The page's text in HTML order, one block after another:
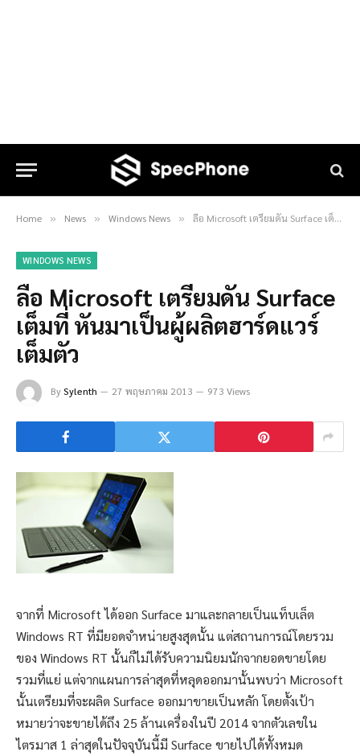
Home » News » Windows News » ลือ Microsoft เตรียมดัน Surface เต็มที่ หันมาเป็นผู้ผลิตฮาร์ดแวร์เต็มตัว
WINDOWS NEWS
ลือ Microsoft เตรียมดัน Surface
เต็มที่ หันมาเป็นผู้ผลิตฮาร์ดแวร์
เต็มตัว
BySylenth 27 พฤษภาคม 2013 973 Views
จากที่ Microsoft ได้ออก Surface มาและกลายเป็นแท็บเล็ต
Windows RT ที่มียอดจำหน่ายสูงสุดนั้น แต่สถานการณ์โดยรวม
ของ Windows RT นั้นก็ไม่ได้รับความนิยมนักจากยอดขายโดย
รวมที่แย่ แต่จากแผนการล่าสุดที่หลุดออกมานั้นพบว่า Microsoft
นั้นเตรียมที่จะผลิต Surface ออกมาขายเป็นหลัก โดยตั้งเป้า
หมายว่าจะขายได้ถึง 25 ล้านเครื่องในปี 2014 จากตัวเลขใน
ไตรมาส 1 ล่าสุดในปัจจุบันนี้มี Surface ขายไปได้ทั้งหมด